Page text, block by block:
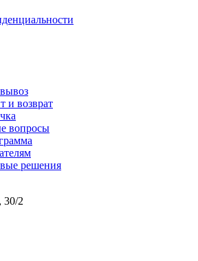
и возврат
вопросы
решения
30/2